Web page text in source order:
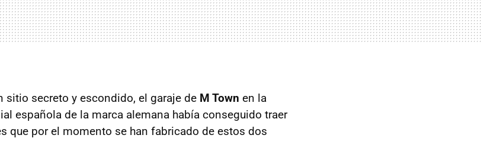
sitio secreto y escondido, el garaje de M Town en la
española de la marca alemana había conseguido traer
que por el momento se han fabricado de estos dos